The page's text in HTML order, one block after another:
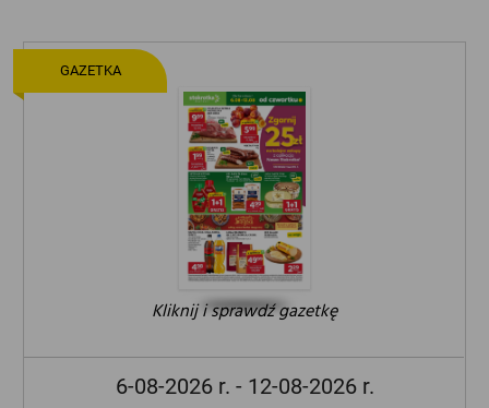
Kliknij i sprawdź gazetkę
6-08-2026 r. - 12-08-2026 r.
GAZETKA